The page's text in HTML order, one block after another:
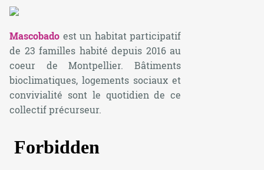
Mascobado est un habitat participatif
de 23 familles habité depuis 2016 au
coeur de Montpellier. Bâtiments
bioclimatiques, logements sociaux et
convivialité sont le quotidien de ce
collectif précurseur.